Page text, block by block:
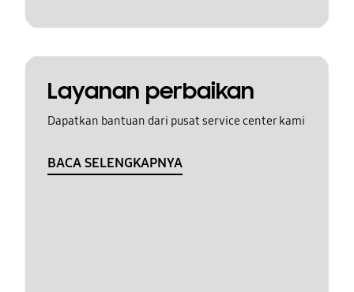
Layanan perbaikan
Dapatkan bantuan dari pusat service center kami
BACA SELENGKAPNYA